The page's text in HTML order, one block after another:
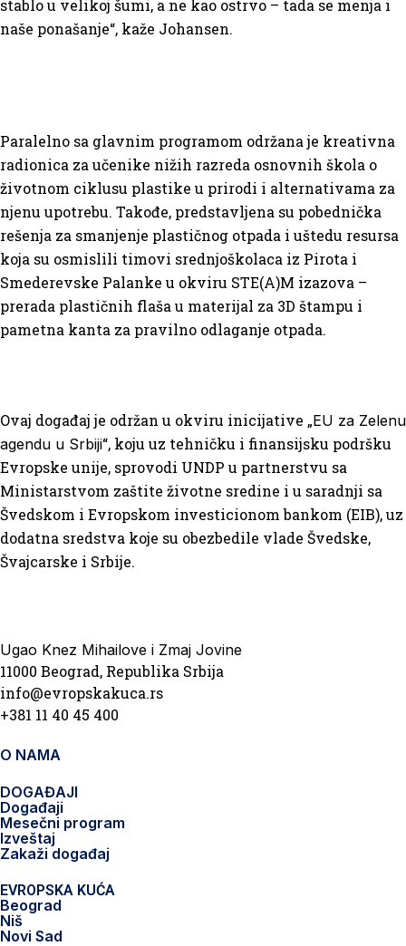
stablo u velikoj šumi, a ne kao ostrvo – tada se menja i
naše ponašanje“, kaže Johansen.
Paralelno sa glavnim programom održana je kreativna
radionica za učenike nižih razreda osnovnih škola o
životnom ciklusu plastike u prirodi i alternativama za
njenu upotrebu. Takođe, predstavljena su pobednička
rešenja za smanjenje plastičnog otpada i uštedu resursa
koja su osmislili timovi srednjoškolaca iz Pirota i
Smederevske Palanke u okviru STE(A)M izazova –
prerada plastičnih flaša u materijal za 3D štampu i
pametna kanta za pravilno odlaganje otpada.
Ovaj događaj je održan u okviru inicijative „EU za Zelenu
agendu u Srbiji“, koju uz tehničku i finansijsku podršku
Evropske unije, sprovodi UNDP u partnerstvu sa
Ministarstvom zaštite životne sredine i u saradnji sa
Švedskom i Evropskom investicionom bankom (EIB), uz
dodatna sredstva koje su obezbedile vlade Švedske,
Švajcarske i Srbije.
Ugao Knez Mihailove i Zmaj Jovine
11000 Beograd, Republika Srbija
info@evropskakuca.rs
+381 11 40 45 400
O NAMA
DOGAĐAJI
Događaji
Mesečni program
Izveštaj
Zakaži događaj
EVROPSKA KUĆA
Beograd
Niš
Novi Sad